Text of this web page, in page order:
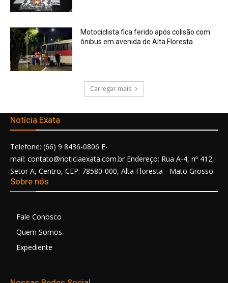
Motociclista fica ferido após colisão com
ônibus em avenida de Alta Floresta
Carregar mais
Notícia Exata
Telefone: (66) 9 8436-0806 E-
mail: contato@noticiaexata.com.br Endereço: Rua A-4, nº 412,
Setor A, Centro, CEP: 78580-000, Alta Floresta - Mato Grosso
Sobre nós
Fale Conosco
Quem Somos
Expediente